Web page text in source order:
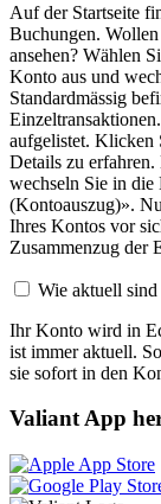
Auf der Startseite
Buchungen.
ansehen? Wählen
Konto aus und
Standardmässig
aufgelistet. Klicken
Details zu
wechseln Sie in
(Kontoauszug)».
Ihres Kontos vor
Zusammenzug der
Wie aktuell
Ihr Konto wird in
ist immer aktuell.
sie sofort in den
Valiant App